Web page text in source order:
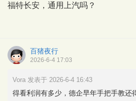
福特长安，通用上汽吗？
百猪夜行
2026-6-4 17:03
Vora 发表于 2026-6-4 16:43
得看利润有多少，德企早年手把手教还